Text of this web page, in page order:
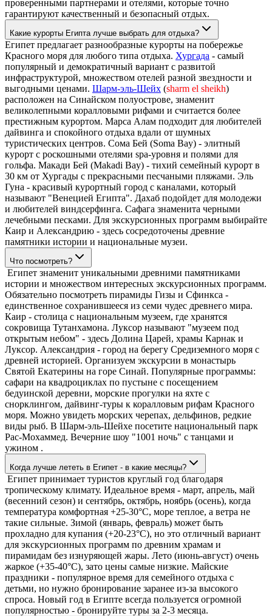
проверенными партнерами и отелями, которые точно
гарантируют качественный и безопасный отдых.
Какие курорты Египта лучше выбрать для отдыха?
Египет предлагает разнообразные курорты на побережье
Красного моря для любого типа отдыха. Хургада - самый
популярный и демократичный вариант с развитой
инфраструктурой, множеством отелей разной звездности и
выгодными ценами. Шарм-эль-Шейх (sharm el sheikh)
расположен на Синайском полуострове, знаменит
великолепными коралловыми рифами и считается более
престижным курортом. Марса Алам подходит для любителей
дайвинга и спокойного отдыха вдали от шумных
туристических центров. Сома Бей (Soma Bay) - элитный
курорт с роскошными отелями spa-уровня и полями для
гольфа. Макади Бей (Makadi Bay) - тихий семейный курорт в
30 км от Хургады с прекрасными песчаными пляжами. Эль
Гуна - красивый курортный город с каналами, который
называют "Венецией Египта". Дахаб подойдет для молодежи
и любителей виндсерфинга. Сафага знаменита черными
лечебными песками. Для экскурсионных программ выбирайте
Каир и Александрию - здесь сосредоточены древние
памятники истории и национальные музеи.
Что посмотреть?
Египет знаменит уникальными древними памятниками
истории и множеством интересных экскурсионных программ.
Обязательно посмотреть пирамиды Гизы и Сфинкса -
единственное сохранившееся из семи чудес древнего мира.
Каир - столица с национальным музеем, где хранятся
сокровища Тутанхамона. Луксор называют "музеем под
открытым небом" - здесь Долина Царей, храмы Карнак и
Луксор. Александрия - город на берегу Средиземного моря с
древней историей. Организуем экскурсии в монастырь
Святой Екатерины на горе Синай. Популярные программы:
сафари на квадроциклах по пустыне с посещением
бедуинской деревни, морские прогулки на яхте с
снорклингом, дайвинг-туры к коралловым рифам Красного
моря. Можно увидеть морских черепах, дельфинов, редкие
виды рыб. В Шарм-эль-Шейхе посетите национальный парк
Рас-Мохаммед. Вечерние шоу "1001 ночь" с танцами и
ужином .
Когда лучше лететь в Египет - в какие месяцы?
Египет принимает туристов круглый год благодаря
тропическому климату. Идеальное время - март, апрель, май
(весенний сезон) и сентябрь, октябрь, ноябрь (осень), когда
температура комфортная +25-30°C, море теплое, а ветра не
такие сильные. Зимой (январь, февраль) может быть
прохладно для купания (+20-23°C), но это отличный вариант
для экскурсионных программ по древним храмам и
пирамидам без изнуряющей жары. Лето (июнь-август) очень
жаркое (+35-40°C), зато цены самые низкие. Майские
праздники - популярное время для семейного отдыха с
детьми, но нужно бронирование заранее из-за высокого
спроса. Новый год в Египте всегда пользуется огромной
популярностью - бронируйте туры за 2-3 месяца.